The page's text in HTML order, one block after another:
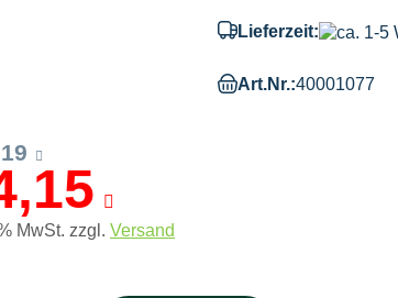
Lieferzeit:
Art.Nr.:40001077
MwSt. zzgl. Versand